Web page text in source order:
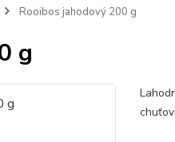
Rooibos jahodový 200 g
g